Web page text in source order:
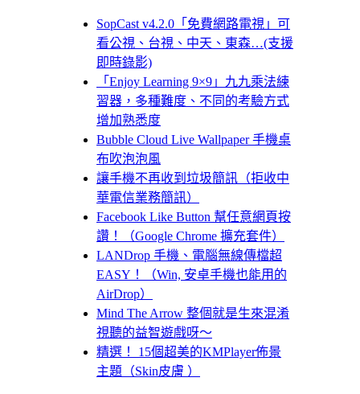
SopCast v4.2.0「免費網路電視」可
看公視、台視、中天、東森…(支援
即時錄影)
「Enjoy Learning 9×9」九九乘法練
習器，多種難度、不同的考驗方式
增加熟悉度
Bubble Cloud Live Wallpaper 手機桌
布吹泡泡風
讓手機不再收到垃圾簡訊（拒收中
華電信業務簡訊）
Facebook Like Button 幫任意網頁按
讚！（Google Chrome 擴充套件）
LANDrop 手機、電腦無線傳檔超
EASY！（Win, 安卓手機也能用的
AirDrop）
Mind The Arrow 整個就是生來混淆
視聽的益智遊戲呀～
精選！ 15個超美的KMPlayer佈景
主題（Skin皮膚 ）